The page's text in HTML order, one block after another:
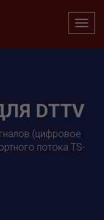
DTTV
(цифровое
потока TS-